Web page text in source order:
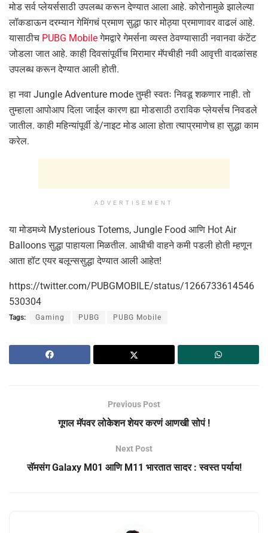
मोड सर्व प्लेयर्ससाठी उपलब्ध करून देण्यात आला आहे. कोरोनामुळे झालेल्या
लॉकडाऊन दरम्यान गेमिंगचं प्रमाण सुद्धा फार मोठ्या प्रमाणावर वाढलं आहे.
यासाठीच PUBG Mobileगेमद्वारे गेमर्सना व्यस्त ठेवण्यासाठी नवानवा कंटेंट
जोडला जात आहे. काही दिवसांपूर्वीच मिरामार मॅपचीही नवी आवृत्ती वादळांसह
उपलब्ध करून देण्यात आली होती.
हा नवा Jungle Adventure mode तुम्ही स्वतः निवडू शकणार नाही. तो
तुम्हाला आपोआप दिला जाईल कारण ह्या मोडसाठी ठराविक प्लेयर्सच निवडले
जातील. काही महिन्यांपूर्वी डे/नाइट मोड आला होता त्याप्रमाणेच हा सुद्धा काम
करेल.
ADVERTISEMENT
या मोडमध्ये Mysterious Totems, Jungle Food आणि Hot Air
Balloons सुद्धा पाहायला मिळतील. आधीची वाहने कमी पडली होती म्हणून
आता हॉट एयर बलून्ससुद्धा देण्यात आली आहेत!
https://twitter.com/PUBGMOBILE/status/1266733614546
530304
Tags: Gaming PUBG PUBG Mobile
Previous Post
गूगल मॅपवर लोकेशन शेयर करणं आणखी सोपं !
Next Post
सॅमसंग Galaxy M01 आणि M11 भारतात सादर : स्वस्त पर्याय!